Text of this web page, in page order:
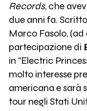
Records, che
due anni fa.
Marco Fasolo,
partecipazione di
in "Electric
molto interesse
americana e sarà
tour negli Stati